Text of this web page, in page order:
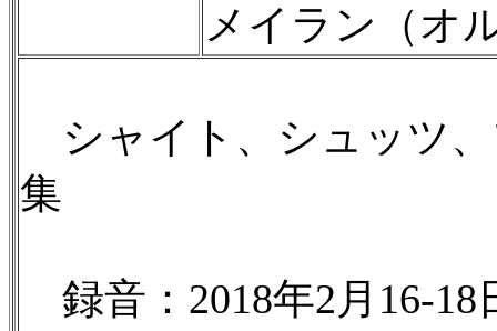
メイラン（オ
シャイト、シュッツ
集
録音：2018年2月16-